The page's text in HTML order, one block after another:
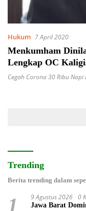
Hukum 7 April 2020
Menkumham
Lengkap OC
Cegah Corona 30 Ribu Napi
Trending
Berita trending dalam
1 9 Agustus 2026 0
Jawa Barat